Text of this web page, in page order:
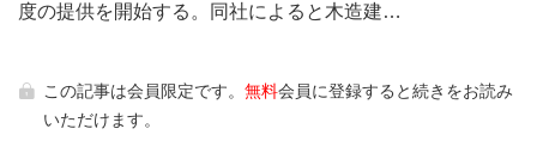
度の提供を開始する。同社によると木造建…
この記事は会員限定です。 無料会員に登録すると続きをお読み
いただけます。